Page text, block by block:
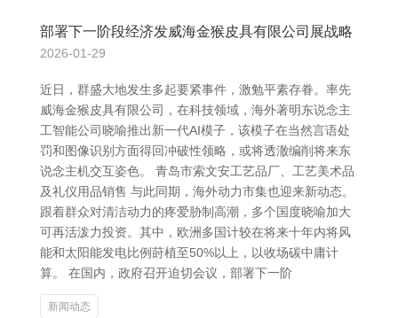
部署下一阶段经济发威海金猴皮具有限公司展战略
2026-01-29
近日，群盛大地发生多起要紧事件，激勉平素存眷。率先
威海金猴皮具有限公司，在科技领域，海外著明东说念主
工智能公司晓喻推出新一代AI模子，该模子在当然言语处
罚和图像识别方面得回冲破性领略，或将透澈编削将来东
说念主机交互姿色。 青岛市索文安工艺品厂、工艺美术品
及礼仪用品销售 与此同期，海外动力市集也迎来新动态。
跟着群众对清洁动力的疼爱胁制高潮，多个国度晓喻加大
可再活泼力投资。其中，欧洲多国计较在将来十年内将风
能和太阳能发电比例莳植至50%以上，以收场碳中庸计
算。 在国内，政府召开迫切会议，部署下一阶
新闻动态